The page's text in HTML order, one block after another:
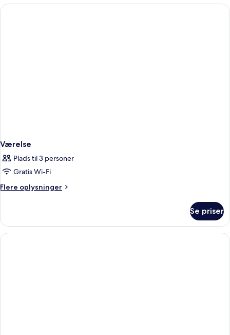
værelser
Værelse
Plads til 3 personer
Gratis Wi-Fi
Flere oplysninger
Flere
Se priser